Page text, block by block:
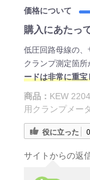
価格について
購入にあたっ
低圧回路母線の
クランプ測定箇所
ードは非常に重宝
商品： KEW
用クランプメー
役に立った 0
サイトからの返